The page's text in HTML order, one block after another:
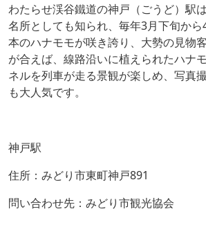
わたらせ渓谷鐵道の神戸（ごうど）駅
名所としても知られ、毎年3月下旬か
本のハナモモが咲き誇り、大勢の見物
が合えば、線路沿いに植えられたハナ
ネルを列車が走る景観が楽しめ、写真
も大人気です。
神戸駅
住所：みどり市東町神戸891
問い合わせ先：みどり市観光協会